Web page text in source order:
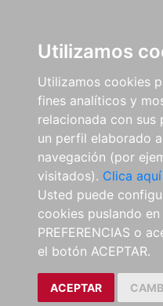
Utilizamos
Utilizamos cookies
fines analíticos y
relacionada con sus
un perfil elaborado
navegación (por
visitados). Clica
Usted puede
cookies puslando
PREFERENCIAS o
el botón ACEPTAR.
ACEPTAR